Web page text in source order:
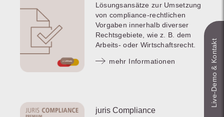
Lösungsansätze zur Umsetzung
von compliance-rechtlichen
Vorgaben innerhalb diverser
Rechtsgebiete, wie z. B. dem
Arbeits- oder Wirtschaftsrecht.
mehr Informationen
juris Compliance
Live‑Demo & Kontakt